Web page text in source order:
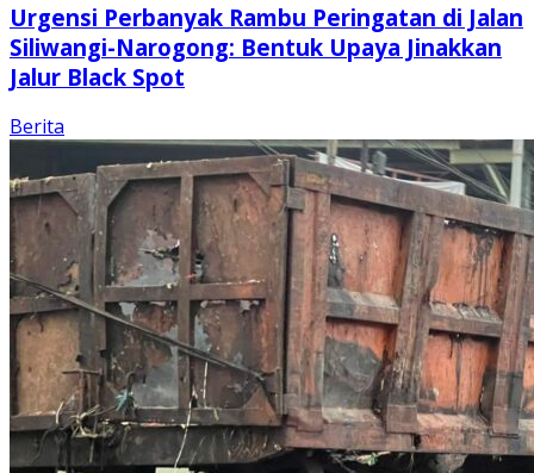
Urgensi Perbanyak Rambu Peringatan di Jalan
Siliwangi-Narogong: Bentuk Upaya Jinakkan
Jalur Black Spot
Berita